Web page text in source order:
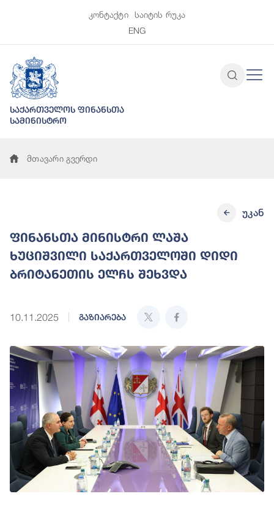
კონტაქტი
საიტის რუკა
ENG
საქართველოს ფინანსთა
სამინისტრო
მთავარი გვერდი
ფინანსთა მინისტრი ლაშა
ხუციშვილი საქართველოში დიდი
ბრიტანეთის ელჩს შეხვდა
10.11.2025 გაზიარება
უკან